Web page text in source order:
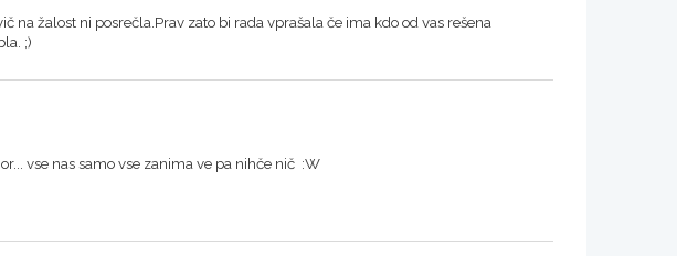
na žalost ni posrečla.Prav zato bi rada vprašala če ima kdo od vas rešena
;)
vse nas samo vse zanima ve pa nihče nič :W